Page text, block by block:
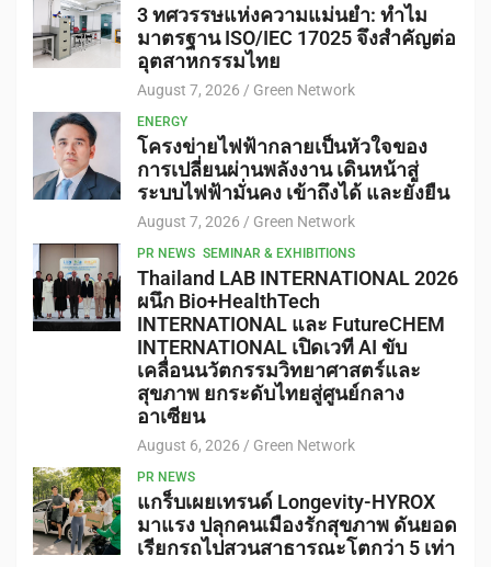
3 ทศวรรษแห่งความแม่นยำ: ทำไม
มาตรฐาน ISO/IEC 17025 จึงสำคัญต่อ
อุตสาหกรรมไทย
August 7, 2026 Green Network
ENERGY
โครงข่ายไฟฟ้ากลายเป็นหัวใจของ
การเปลี่ยนผ่านพลังงาน เดินหน้าสู่
ระบบไฟฟ้ามั่นคง เข้าถึงได้ และยั่งยืน
August 7, 2026 Green Network
PR NEWS SEMINAR & EXHIBITIONS
Thailand LAB INTERNATIONAL 2026
ผนึก Bio+HealthTech
INTERNATIONAL และ FutureCHEM
INTERNATIONAL เปิดเวที AI ขับ
เคลื่อนนวัตกรรมวิทยาศาสตร์และ
สุขภาพ ยกระดับไทยสู่ศูนย์กลาง
อาเซียน
August 6, 2026 Green Network
PR NEWS
แกร็บเผยเทรนด์ Longevity-HYROX
มาแรง ปลุกคนเมืองรักสุขภาพ ดันยอด
เรียกรถไปสวนสาธารณะโตกว่า 5 เท่า